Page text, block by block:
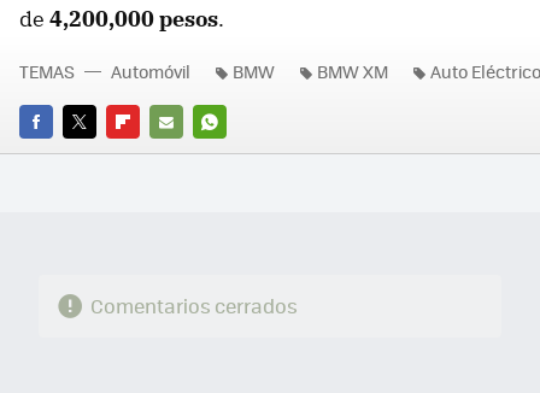
de 4,200,000 pesos.
FACEBOOK
TWITTERFLIPBOARD
E-
WHATSAPP
TEMAS Automóvil BMW BMW XM Auto Eléctrico
Comentarios cerrados